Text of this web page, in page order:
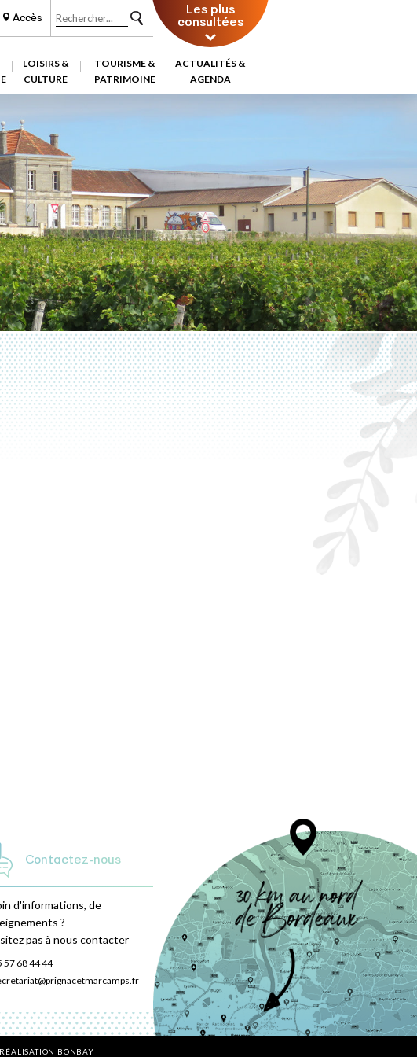
Accès Les plus
consultées
LOISIRS &
CULTURE
TOURISME &
PATRIMOINE
ACTUALITÉS &
AGENDA
Contactez-nous
d'informations, de
?
pas à nous contacter
57 68 44 44
BONBAY